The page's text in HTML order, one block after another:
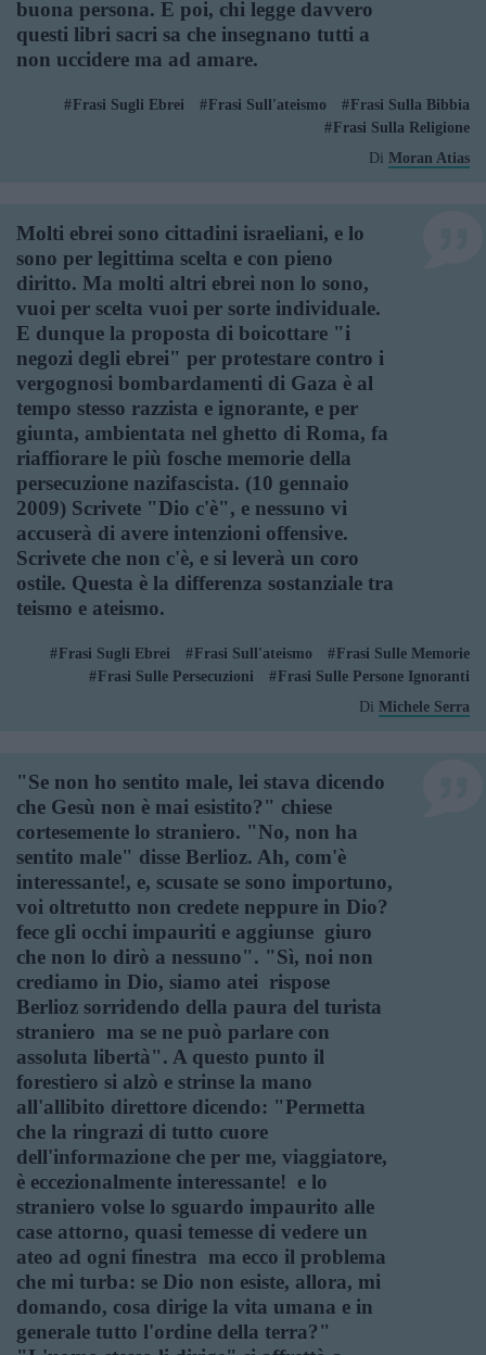
buona persona. E poi, chi legge davvero
questi libri sacri sa che insegnano tutti a
non uccidere ma ad amare.
Frasi Sugli Ebrei Frasi Sull'ateismo
Frasi Sulla Bibbia
Frasi Sulla Religione
Di Moran Atias
Molti ebrei sono cittadini israeliani, e lo
sono per legittima scelta e con pieno
diritto. Ma molti altri ebrei non lo sono,
vuoi per scelta vuoi per sorte individuale.
E dunque la proposta di boicottare "i
negozi degli ebrei" per protestare contro i
vergognosi bombardamenti di Gaza è al
tempo stesso razzista e ignorante, e per
giunta, ambientata nel ghetto di Roma, fa
riaffiorare le più fosche memorie della
persecuzione nazifascista. (10 gennaio
2009) Scrivete "Dio c'è", e nessuno vi
accuserà di avere intenzioni offensive.
Scrivete che non c'è, e si leverà un coro
ostile. Questa è la differenza sostanziale tra
teismo e ateismo.
Frasi Sugli Ebrei Frasi Sull'ateismo
Frasi Sulle Memorie
Frasi Sulle Persecuzioni
Frasi Sulle Persone Ignoranti
Di Michele Serra
"Se non ho sentito male, lei stava dicendo
che Gesù non è mai esistito?" chiese
cortesemente lo straniero. "No, non ha
sentito male" disse Berlioz. Ah, com'è
interessante!, e, scusate se sono importuno,
voi oltretutto non credete neppure in Dio? 
fece gli occhi impauriti e aggiunse  giuro
che non lo dirò a nessuno". "Sì, noi non
crediamo in Dio, siamo atei  rispose
Berlioz sorridendo della paura del turista
straniero  ma se ne può parlare con
assoluta libertà". A questo punto il
forestiero si alzò e strinse la mano
all'allibito direttore dicendo: "Permetta
che la ringrazi di tutto cuore
dell'informazione che per me, viaggiatore,
è eccezionalmente interessante!  e lo
straniero volse lo sguardo impaurito alle
case attorno, quasi temesse di vedere un
ateo ad ogni finestra  ma ecco il problema
che mi turba: se Dio non esiste, allora, mi
domando, cosa dirige la vita umana e in
generale tutto l'ordine della terra?"